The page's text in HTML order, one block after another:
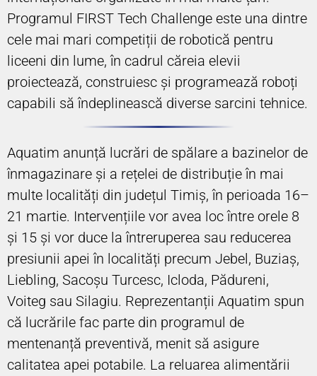
Programul FIRST Tech Challenge este una dintre
cele mai mari competiții de robotică pentru
liceeni din lume, în cadrul căreia elevii
proiectează, construiesc și programează roboți
capabili să îndeplinească diverse sarcini tehnice.
Aquatim anunță lucrări de spălare a bazinelor de
înmagazinare și a rețelei de distribuție în mai
multe localități din județul Timiș, în perioada 16–
21 martie. Intervențiile vor avea loc între orele 8
și 15 și vor duce la întreruperea sau reducerea
presiunii apei în localități precum Jebel, Buziaș,
Liebling, Sacoșu Turcesc, Icloda, Pădureni,
Voiteg sau Silagiu. Reprezentanții Aquatim spun
că lucrările fac parte din programul de
mentenanță preventivă, menit să asigure
calitatea apei potabile. La reluarea alimentării